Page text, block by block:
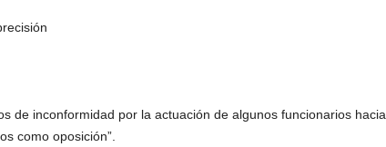
de inconformidad por la actuación de algunos funcionarios hacia
como oposición”.